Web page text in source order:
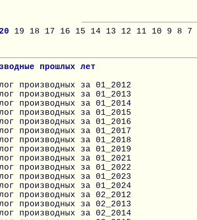
20 19 18 17 16 15 14 13 12 11 10 9 8 7
прошлых лет
производных за 01_2012
производных за 01_2013
производных за 01_2014
производных за 01_2015
производных за 01_2016
производных за 01_2017
производных за 01_2018
производных за 01_2019
производных за 01_2021
производных за 01_2022
производных за 01_2023
производных за 01_2024
производных за 02_2012
производных за 02_2013
производных за 02_2014